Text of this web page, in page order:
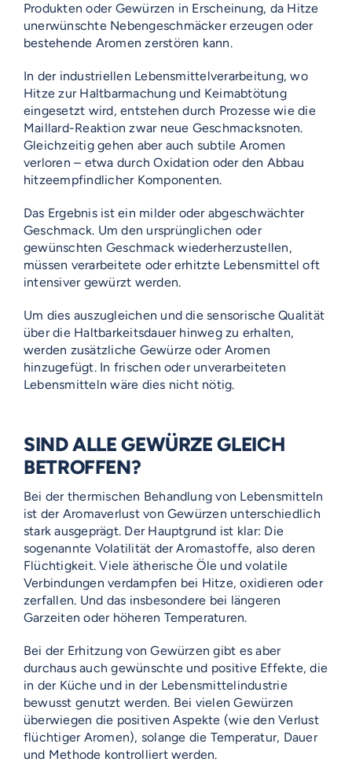
Produkten oder Gewürzen in Erscheinung, da Hitze
unerwünschte Nebengeschmäcker erzeugen oder
bestehende Aromen zerstören kann.
In der industriellen Lebensmittelverarbeitung, wo
Hitze zur Haltbarmachung und Keimabtötung
eingesetzt wird, entstehen durch Prozesse wie die
Maillard-Reaktion zwar neue Geschmacksnoten.
Gleichzeitig gehen aber auch subtile Aromen
verloren – etwa durch Oxidation oder den Abbau
hitzeempfindlicher Komponenten.
Das Ergebnis ist ein milder oder abgeschwächter
Geschmack. Um den ursprünglichen oder
gewünschten Geschmack wiederherzustellen,
müssen verarbeitete oder erhitzte Lebensmittel oft
intensiver gewürzt werden.
Um dies auszugleichen und die sensorische Qualität
über die Haltbarkeitsdauer hinweg zu erhalten,
werden zusätzliche Gewürze oder Aromen
hinzugefügt. In frischen oder unverarbeiteten
Lebensmitteln wäre dies nicht nötig.
SIND ALLE GEWÜRZE GLEICH
BETROFFEN?
Bei der thermischen Behandlung von Lebensmitteln
ist der Aromaverlust von Gewürzen unterschiedlich
stark ausgeprägt. Der Hauptgrund ist klar: Die
sogenannte Volatilität der Aromastoffe, also deren
Flüchtigkeit. Viele ätherische Öle und volatile
Verbindungen verdampfen bei Hitze, oxidieren oder
zerfallen. Und das insbesondere bei längeren
Garzeiten oder höheren Temperaturen.
Bei der Erhitzung von Gewürzen gibt es aber
durchaus auch gewünschte und positive Effekte, die
in der Küche und in der Lebensmittelindustrie
bewusst genutzt werden. Bei vielen Gewürzen
überwiegen die positiven Aspekte (wie den Verlust
flüchtiger Aromen), solange die Temperatur, Dauer
und Methode kontrolliert werden.